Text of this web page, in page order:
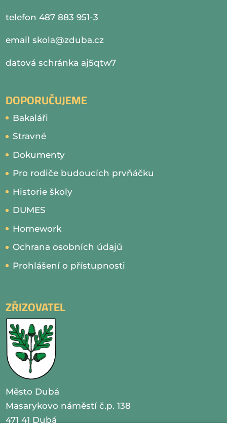
telefon 487 883 951-3
emailskola@zduba.cz
datová schránka aj5qtw7
DOPORUČUJEME
Bakaláři
Stravné
Dokumenty
Pro rodiče budoucích prvňáčku
Historie školy
DUMES
Homework
Ochrana osobních údajů
Prohlášení o přístupnosti
ZŘIZOVATEL
Město Dubá
Masarykovo náměstí č.p. 138
471 41 Dubá